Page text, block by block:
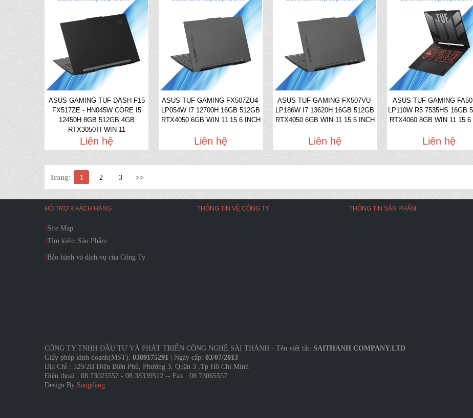
ASUS GAMING TUF DASH F15
FX517ZE - HN045W CORE I5
12450H 8GB 512GB 4GB
RTX3050TI WIN 11
Liên hệ
ASUS TUF GAMING FX507ZU4-
LP054W I7 12700H 16GB 512GB
RTX4050 6GB WIN 11 15.6 INCH
Liên hệ
ASUS TUF GAMING FX507VU-
LP186W I7 13620H 16GB 512GB
RTX4050 6GB WIN 11 15.6 INCH
Liên hệ
ASUS TUF GAMING
LP110W R5 7535HS 16GB
RTX4060 8GB WIN 11 15.6
Liên hệ
Trang: 1 2 3 >>
HỖ TRỢ KHÁCH HÀNG
Site Map
Tìm kiếm Sản Phẩm
Bảo hành và dịch vụ của Công Ty
THÔNG TIN VỀ CÔNG TY THÔNG TIN SẢN PHẨM
CÔNG TY TNHH ĐẦU TƯ VÀ PHÁT TRIỂN CÔNG NGHỆ SÀI THÀNH - Tên viết tắt: SAITHANH COMPANY.LTD
Giấy phép kinh doanh(MST): 0309175291 | Ngày cấp: 03/07/2013
Địa Chỉ : 529/2B Điện Biên Phủ, Phường 3, Quận 3 ,Tp Hồ Chí Minh
Điện thoại : 08.73025557 - 08.38339512 -- Fax : 08.73065557
Design By Sangđặng